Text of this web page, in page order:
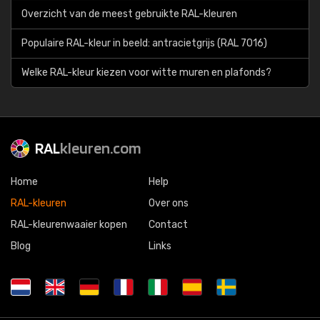
Overzicht van de meest gebruikte RAL-kleuren
Populaire RAL-kleur in beeld: antracietgrijs (RAL 7016)
Welke RAL-kleur kiezen voor witte muren en plafonds?
RALkleuren.com
Home
RAL-kleuren
RAL-kleurenwaaier kopen
Blog
Help
Over ons
Contact
Links